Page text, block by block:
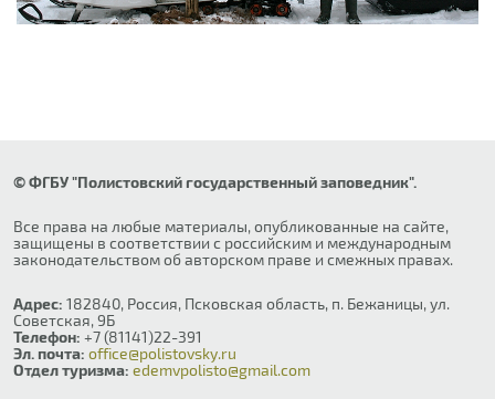
© ФГБУ "Полистовский государственный заповедник".
Все права на любые материалы, опубликованные на сайте,
защищены в соответствии с российским и международным
законодательством об авторском праве и смежных правах.
Адрес: 182840, Россия, Псковская область, п. Бежаницы, ул.
Советская, 9Б
Телефон: +7 (81141)22-391
Эл. почта: office@polistovsky.ru
Отдел туризма: edemvpolisto@gmail.com